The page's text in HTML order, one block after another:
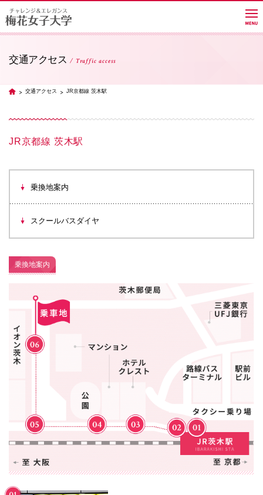
学部・学科・大学院
産学連携
入試情報
交通アクセス
072-643-6221
交通アクセス Traffic access
TOP交通アクセス JR京都線 茨木駅
JR京都線 茨木駅
乗換地案内
スクールバスダイヤ
乗換地案内